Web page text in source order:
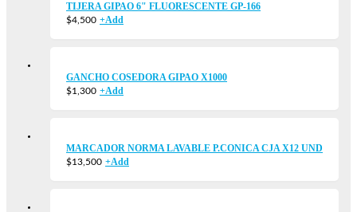
TIJERA GIPAO 6" FLUORESCENTE GP-166
$4,500 +Add
GANCHO COSEDORA GIPAO X1000
$1,300 +Add
MARCADOR NORMA LAVABLE P.CONICA CJA X12 UND
$13,500 +Add